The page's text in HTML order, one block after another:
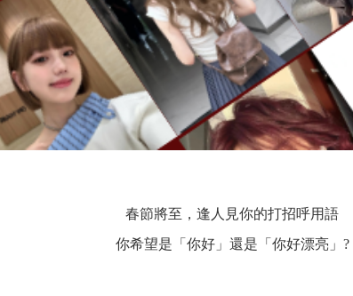
春節將至，逢人見你的打招呼用語
你希望是「你好」還是「你好漂亮」?